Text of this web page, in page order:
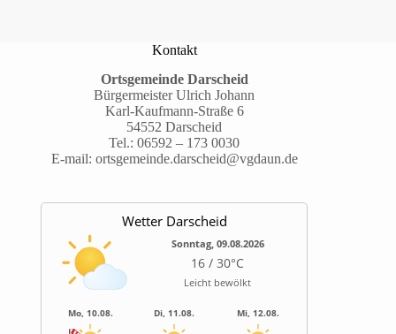
Kontakt
Ortsgemeinde Darscheid
Bürgermeister Ulrich Johann
Karl-Kaufmann-Straße 6
54552 Darscheid
Tel.:06592 – 173 0030
E-mail: ortsgemeinde.darscheid@vgdaun.de
Wetter Darscheid
Sonntag, 09.08.2026
16 / 30°C
Leicht bewölkt
Mo, 10.08. Di, 11.08. Mi, 12.08.